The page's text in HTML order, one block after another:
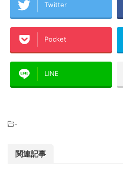
Twitter
Pocket
LINE
-
関連記事